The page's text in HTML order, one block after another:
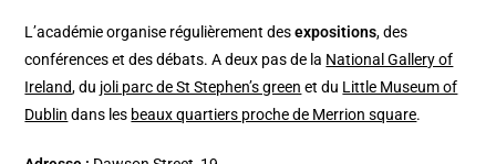
L’académie organise régulièrement desexpositions, des
conférences et des débats. A deux pas de la National Gallery of
Ireland, du joli parc de St Stephen’s green et du Little Museum of
Dublin dans les beaux quartiers proche de Merrion square.